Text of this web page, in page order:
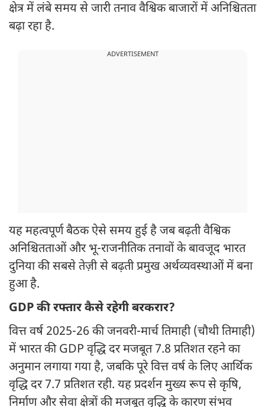
क्षेत्र में लंबे समय से जारी तनाव वैश्विक बाजारों में अनिश्चितता
बढ़ा रहा है.
ADVERTISEMENT
यह महत्वपूर्ण बैठक ऐसे समय हुई है जब बढ़ती वैश्विक
अनिश्चितताओं और भू-राजनीतिक तनावों के बावजूद भारत
दुनिया की सबसे तेज़ी से बढ़ती प्रमुख अर्थव्यवस्थाओं में बना
हुआ है.
GDP की रफ्तार कैसे रहेगी बरकरार?
वित्त वर्ष 2025-26 की जनवरी-मार्च तिमाही (चौथी तिमाही)
में भारत की GDP वृद्धि दर मजबूत 7.8 प्रतिशत रहने का
अनुमान लगाया गया है, जबकि पूरे वित्त वर्ष के लिए आर्थिक
वृद्धि दर 7.7 प्रतिशत रही. यह प्रदर्शन मुख्य रूप से कृषि,
निर्माण और सेवा क्षेत्रों की मजबूत वृद्धि के कारण संभव